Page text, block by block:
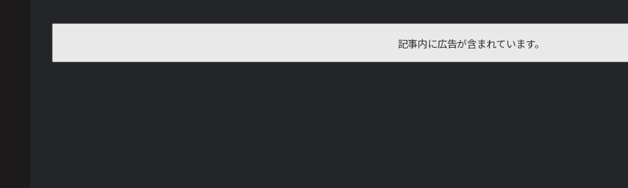
記事内に広告が含まれています。